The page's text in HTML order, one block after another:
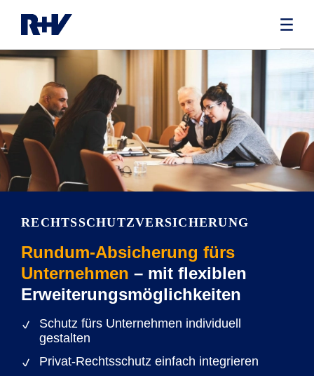
RECHTS­SCHUTZVERSICHERUNG
Rundum-Absicherung fürs
Unternehmen – mit flexiblen
Erweiterungsmöglichkeiten
Schutz fürs Unternehmen individuell
gestalten
Privat-Rechtsschutz einfach integrieren